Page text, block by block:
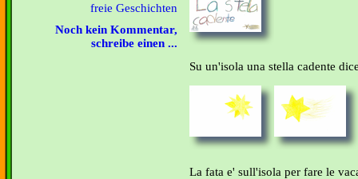
freie Geschichten
Noch kein Kommentar,
schreibe einen ...
Su un'isola una stella cadente
La fata e' sull'isola per fare le